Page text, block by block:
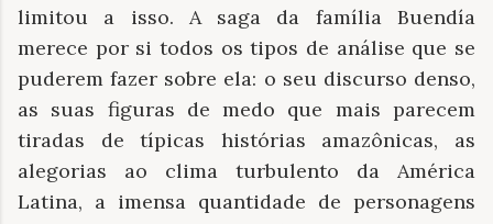
limitou a isso. A saga da família Buendía
merece por si todos os tipos de análise que se
puderem fazer sobre ela: o seu discurso denso,
as suas figuras de medo que mais parecem
tiradas de típicas histórias amazônicas, as
alegorias ao clima turbulento da América
Latina, a imensa quantidade de personagens